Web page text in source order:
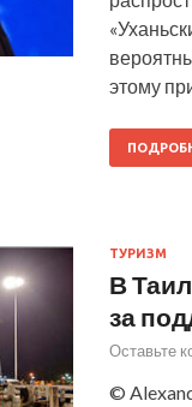
этому
ТУРИЗМ
В
за
Оставьте
©